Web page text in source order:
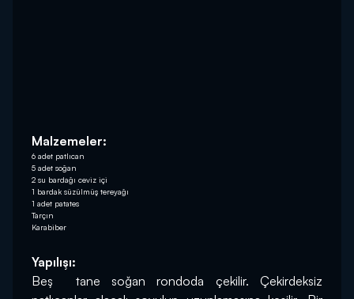
Malzemeler:
6 adet patlıcan
5 adet soğan
2 su bardağı ceviz içi
1 bardak süzülmüş tereyağı
1 adet patates
Tarçın
Karabiber
Yapılışı:
Beş  tane soğan rondoda çekilir. Çekirdeksiz